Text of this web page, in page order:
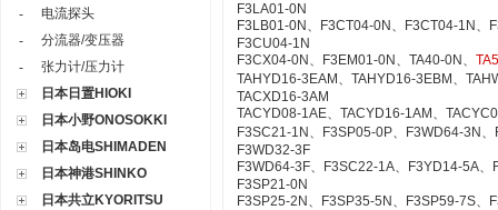
-
电流探头
-
分流器/变压器
-
张力计/压力计
日本日置HIOKI
日本小野ONOSOKKI
日本岛电SHIMADEN
日本神港SHINKO
日本共立KYORITSU
F3LA01-0N
F3LB01-0N、F3CT04-0N、F3CT04-1N
F3CU04-1N
F3CX04-0N、F3EM01-0N、TA40-0N、
TAHYD16-3EAM、TAHYD16-3EBM、
TACXD16-3AM
TACYD08-1AE、TACYD16-1AM、
F3SC21-1N、F3SP05-0P、F3WD64-3N
F3WD32-3F
F3WD64-3F、F3SC22-1A、F3YD14-5A
F3SP21-0N
F3SP25-2N、F3SP35-5N、F3SP59-7S